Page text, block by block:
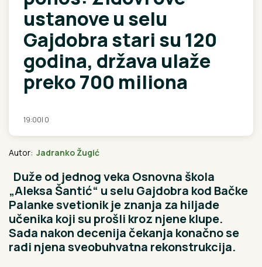
ustanove u selu
Gajdobra stari su 120
godina, država ulaže
preko 700 miliona
19:00| 0
Autor: Jadranko Žugić
Duže od jednog veka Osnovna škola
„Aleksa Šantić“ u selu Gajdobra kod Bačke
Palanke svetionik je znanja za hiljade
učenika koji su prošli kroz njene klupe.
Sada nakon decenija čekanja konačno se
radi njena sveobuhvatna rekonstrukcija.